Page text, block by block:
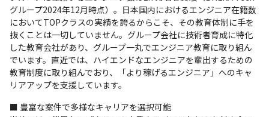
グループ2024年12月時点）。日本国内におけるエンジニア在籍数
においてTOPクラスの実績を誇るからこそ、その教育体制に手を
抜くことは一切していません。グループ会社に技術者育成に特化
した教育会社があり、グループ一丸でエンジニア教育に取り組ん
でいます。直近では、ハイエンドなエンジニアを輩出するための
教育制度に取り組んでおり、「より稼げるエンジニア」へのキャ
リアアップを支援しています。
■ 豊富な案件で多様なキャリアを選択可能